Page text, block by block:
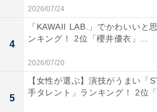
2026/07/24
4
「KAWAII LAB.」でかわいいと
ンキング！ 2位「櫻井優衣」...
2026/07/20
5
【女性が選ぶ】演技がうまい「
手タレント」ランキング！ 2位「